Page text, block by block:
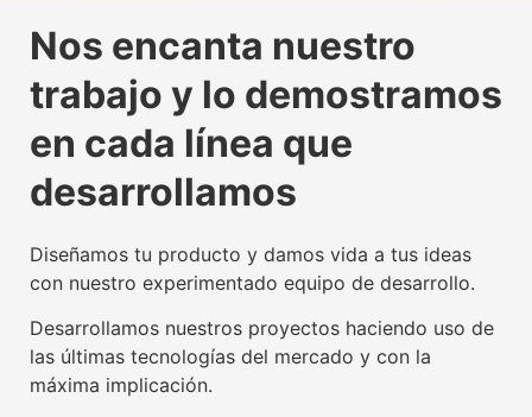
propulsora del IoT mundial
Conoce nuestra tecnología beacon
usuarios y empresas
Conoce nuestra factoría UX
oficial del Kit Digital
Leer más
propulsora del IoT mundial
Conoce nuestra tecnología beacon
usuarios y empresas
Conoce nuestra factoría UX
oficial del Kit Digital
Leer más
propulsora del IoT mundial
Conoce nuestra tecnología beacon
usuarios y empresas
Conoce nuestra factoría UX
oficial del Kit Digital
Leer más
Nos encanta nuestro
trabajo y lo demostramos
en cada línea que
desarrollamos
Diseñamos tu producto y damos vida a tus ideas
con nuestro experimentado equipo de desarrollo.
Desarrollamos nuestros proyectos haciendo uso de
las últimas tecnologías del mercado y con la
máxima implicación.